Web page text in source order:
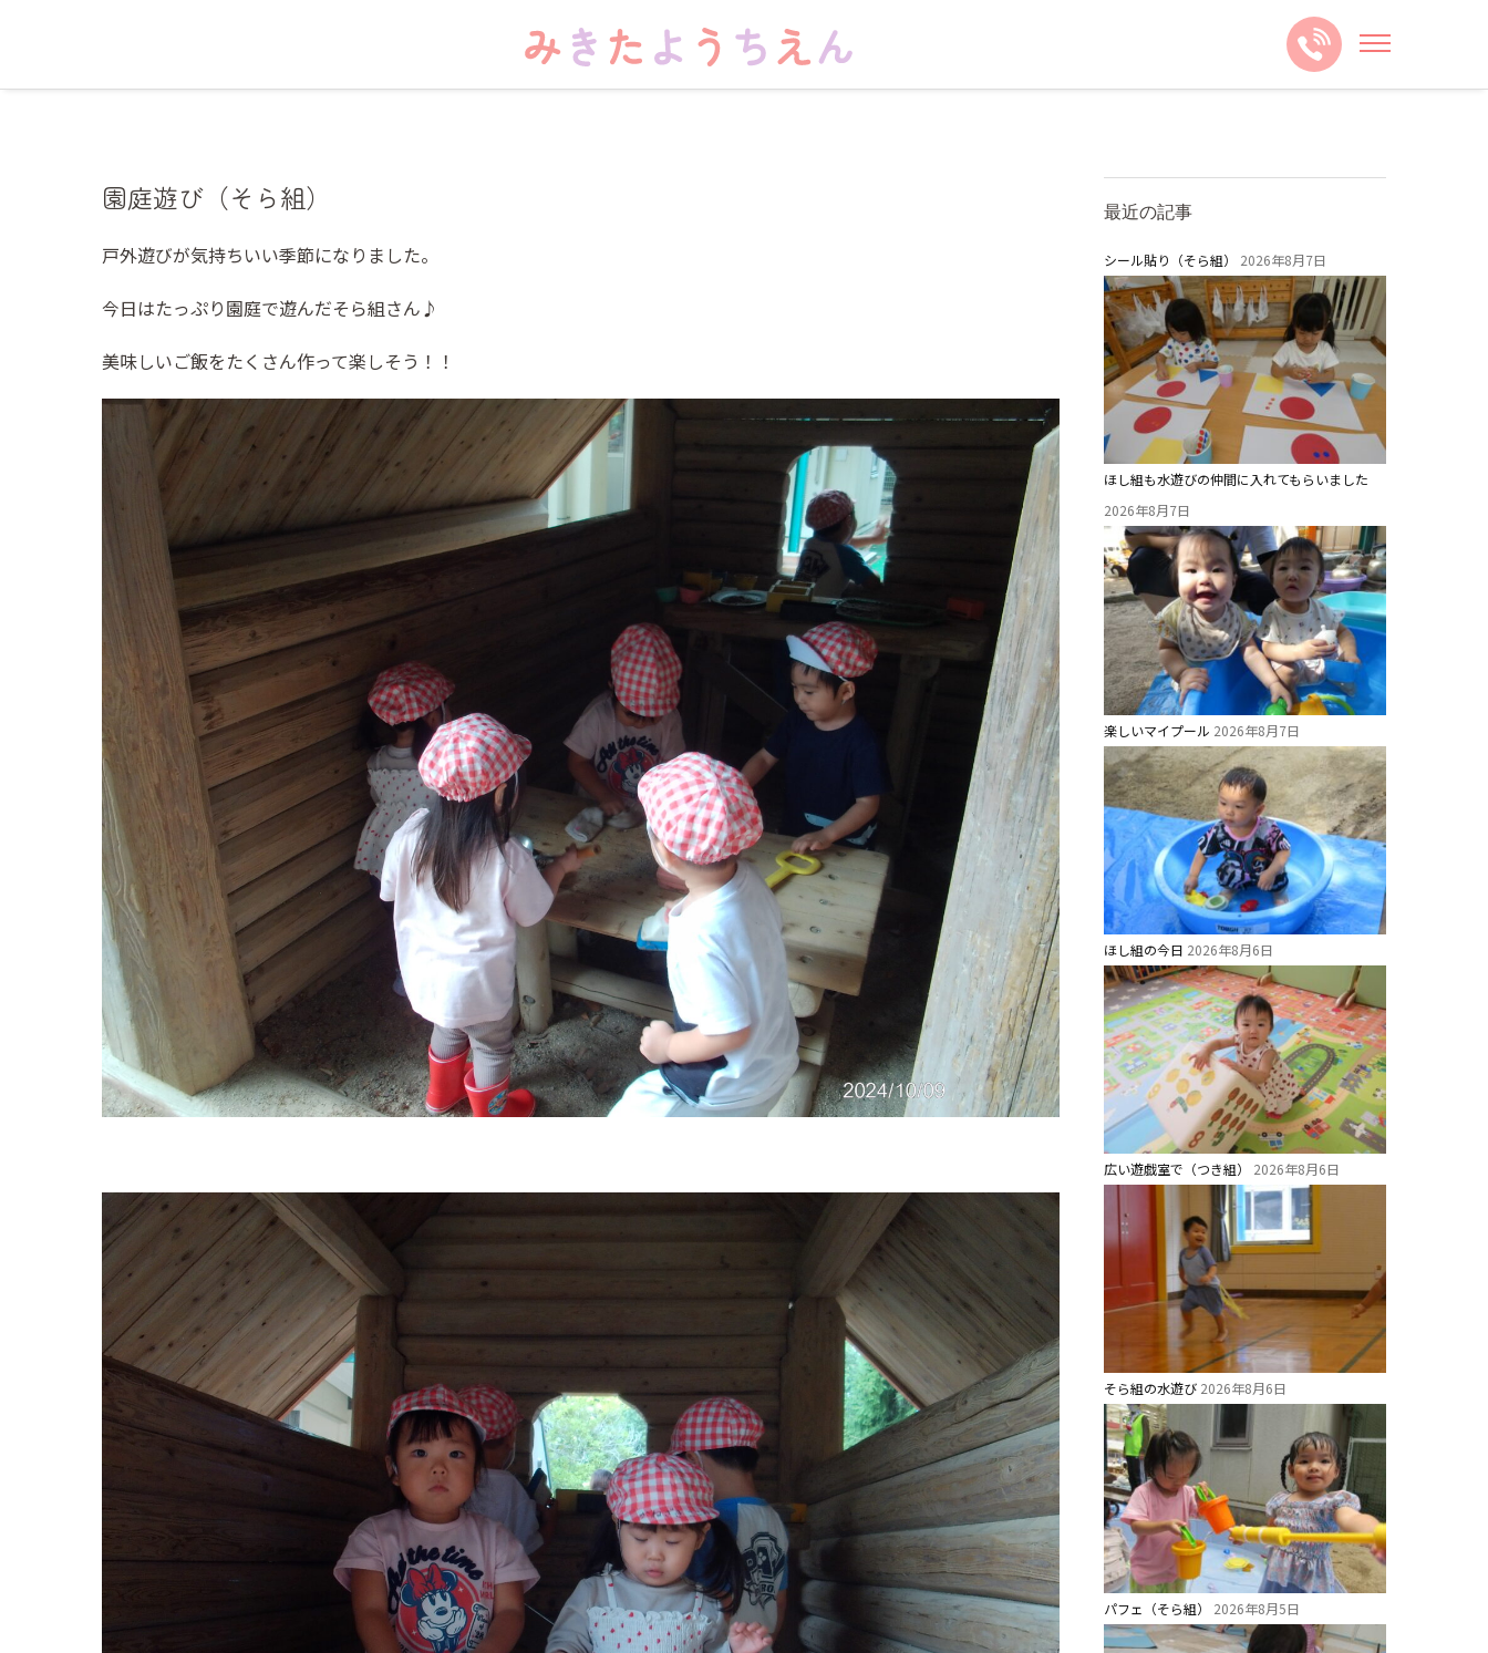
園庭遊び（そら組）
戸外遊びが気持ちいい季節になりました。
今日はたっぷり園庭で遊んだそら組さん♪
美味しいご飯をたくさん作って楽しそう！！
最近の記事
シール貼り（そら組） 2026年8月7日
ほし組も水遊びの仲間に入れてもらいました
2026年8月7日
楽しいマイプール 2026年8月7日
ほし組の今日 2026年8月6日
広い遊戯室で（つき組） 2026年8月6日
そら組の水遊び 2026年8月6日
パフェ（そら組） 2026年8月5日